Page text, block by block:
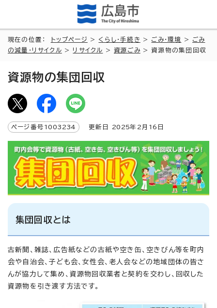
現在の位置： トップページ > くらし・手続き > ごみ・環境 > ごみ
の減量・リサイクル > リサイクル >資源ごみ> 資源物の集団回収
資源物の集団回収
ページ番号 1003234 更新日 2025年2月 16 日
集団回収とは
古新聞、雑誌、広告紙などの古紙や空き缶、空きびん等を町内
会や自治会、子ども会、女性会、老人会などの地域団体の皆さ
んが協力して集め、資源物回収業者と契約を交わし、回収した
資源物を引き渡す方法です。